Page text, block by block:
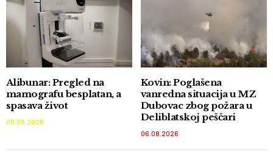
Alibunar: Pregled na
mamografu besplatan, a
spasava život
06.08.2026
Kovin: Poglašena
vanredna situacija u MZ
Dubovac zbog požara u
Deliblatskoj peščari
06.08.2026